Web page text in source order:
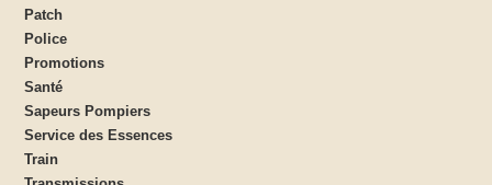
Patch
Police
Promotions
Santé
Sapeurs Pompiers
Service des Essences
Train